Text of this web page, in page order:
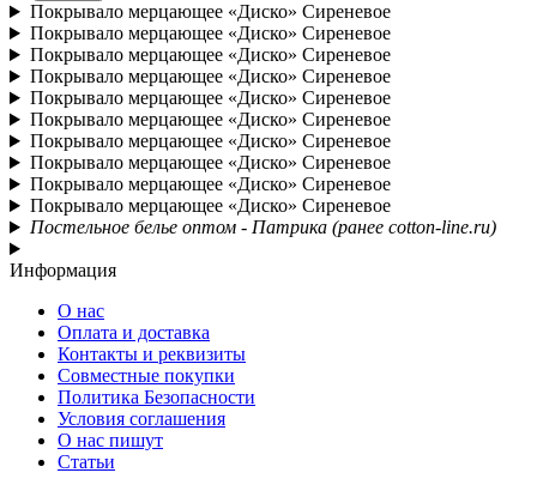
Покрывало мерцающее «Диско» Сиреневое
Покрывало мерцающее «Диско» Сиреневое
Покрывало мерцающее «Диско» Сиреневое
Покрывало мерцающее «Диско» Сиреневое
Покрывало мерцающее «Диско» Сиреневое
Покрывало мерцающее «Диско» Сиреневое
Покрывало мерцающее «Диско» Сиреневое
Покрывало мерцающее «Диско» Сиреневое
Покрывало мерцающее «Диско» Сиреневое
Покрывало мерцающее «Диско» Сиреневое
Постельное белье оптом - Патрика (ранее cotton-line.ru)
Информация
О нас
Оплата и доставка
Контакты и реквизиты
Совместные покупки
Политика Безопасности
Условия соглашения
О нас пишут
Статьи